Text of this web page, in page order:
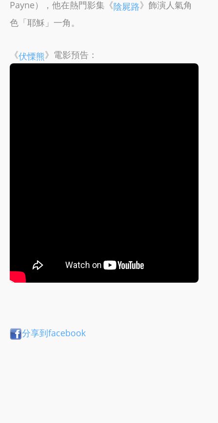
Payne），他在熱門影集《陰屍路》飾演人氣角
色「耶穌」一角。
《伏慄熊》電影預告：
分享到facebook